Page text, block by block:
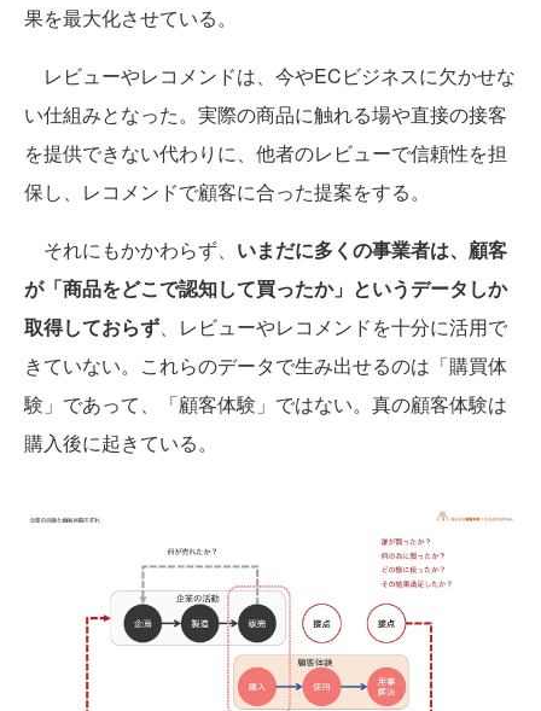
果を最大化させている。
レビューやレコメンドは、今やECビジネスに欠かせな
い仕組みとなった。実際の商品に触れる場や直接の接客
を提供できない代わりに、他者のレビューで信頼性を担
保し、レコメンドで顧客に合った提案をする。
それにもかかわらず、 いまだに多くの事業者は、顧客
が「商品をどこで認知して買ったか」というデータしか
取得しておらず、レビューやレコメンドを十分に活用で
きていない。これらのデータで生み出せるのは「購買体
験」であって、「顧客体験」ではない。真の顧客体験は
購入後に起きている。